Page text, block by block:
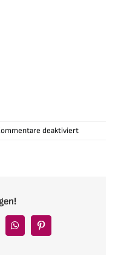
deaktiviertfür
WhatsAppPinterest